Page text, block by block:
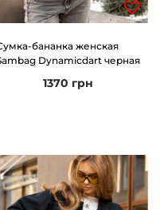
бананка женская
Dynamicdart черная
1370 грн